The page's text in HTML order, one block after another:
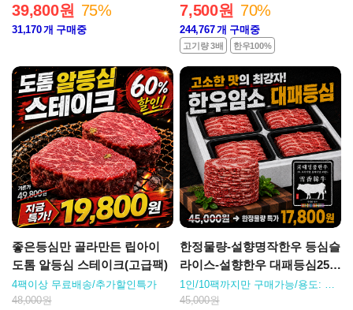
39,800원 75%
31,170개 구매중
7,500원 70%
244,767개 구매중
고기량 3배 한우100%
좋은등심만 골라만든 립아이
도톰 알등심 스테이크(고급팩)
4팩이상 무료배송/추가할인특가
48,000원
한정물량-설향명작한우 등심슬
라이스-설향한우 대패등심250
g팩
1인/10팩까지만 구매가능/용도: 구
이,육전,불고기
45,000원